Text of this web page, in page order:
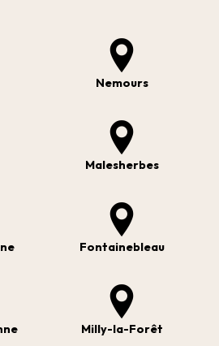
Nemours
Malesherbes
Fontainebleau
Milly-la-Forêt